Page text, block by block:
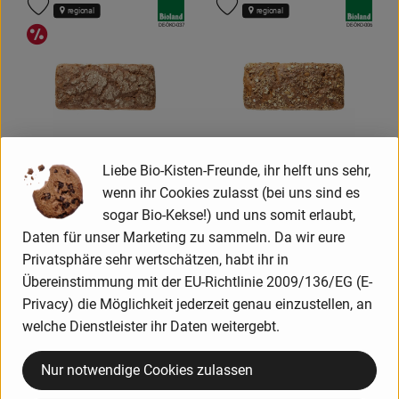
, Preis:
5,09 €
Vierkornbrot 1kg
, Herkunft:
Deutschland , Referenzpreis:
Produkt zum Warenkorb hinzufügen
, Kontrollstelle:
DE-ÖKO-037
Aktionsangebote
regional
Produkt zu Favouriten hinzufügen
, Preis:
6,39 €
Kraft-Ballast-Brot 1kg
, Herkunft:
Deutschland , Referenzpreis:
, Kontrollstelle:
DE-ÖKO-006
regional
Produkt zu Favouriten hinzufügen
, Verband:
, Kontrollstelle:
DE-ÖKO-044
regional
Produkt zu Favouriten hinzufügen
, Verband:
Produkt zu Favouriten hinzufügen
Liebe Bio-Kisten-Freunde, ihr helft uns sehr,
wenn ihr Cookies zulasst (bei uns sind es
sogar Bio-Kekse!) und uns somit erlaubt,
Daten für unser Marketing zu sammeln. Da wir eure
Privatsphäre sehr wertschätzen, habt ihr in
Übereinstimmung mit der EU-Richtlinie 2009/136/EG (E-
Privacy) die Möglichkeit jederzeit genau einzustellen, an
welche Dienstleister ihr Daten weitergebt.
Nur notwendige Cookies zulassen